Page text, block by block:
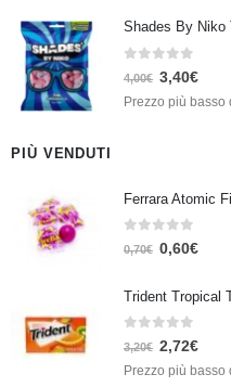
Shades By Niko
Su 5
4,00€ 3,40€
Prezzo più
PIÙ VENDUTI
Ferrara Atomic
Su 5
0,70€ 0,60€
Trident Tropical
Su 5
3,20€ 2,72€
Prezzo più